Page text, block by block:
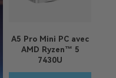
A5 Pro Mini PC avec
AMD Ryzen™ 5
7430U